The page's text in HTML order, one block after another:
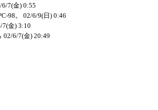
6/7(金) 0:55
98。 02/6/9(日) 0:46
7(金) 3:10
02/6/7(金) 20:49